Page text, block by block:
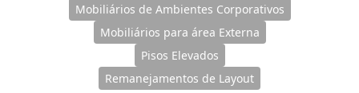
Mobiliários de Ambientes Corporativos
Mobiliários para área Externa
Pisos Elevados
Remanejamentos de Layout